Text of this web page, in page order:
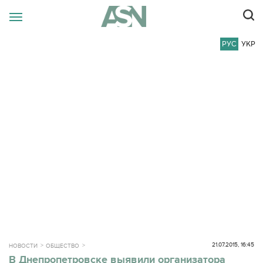
РУС УКР
НОВОСТИ ОБЩЕСТВО 21.07.2015, 16:45
В Днепропетровске выявили организатора